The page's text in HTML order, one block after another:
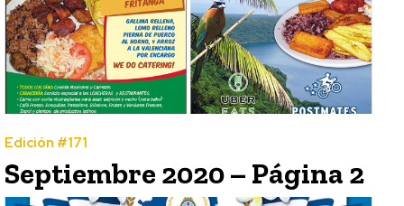
Edición #171
Septiembre 2020 – Página 2